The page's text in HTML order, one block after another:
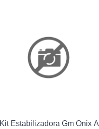
Kit Estabilizadora Gm Onix A